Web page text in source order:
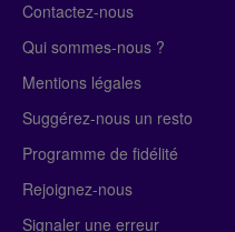
Contactez-nous
Qui sommes-nous ?
Mentions légales
Suggérez-nous un resto
Programme de fidélité
Rejoignez-nous
Signaler une erreur